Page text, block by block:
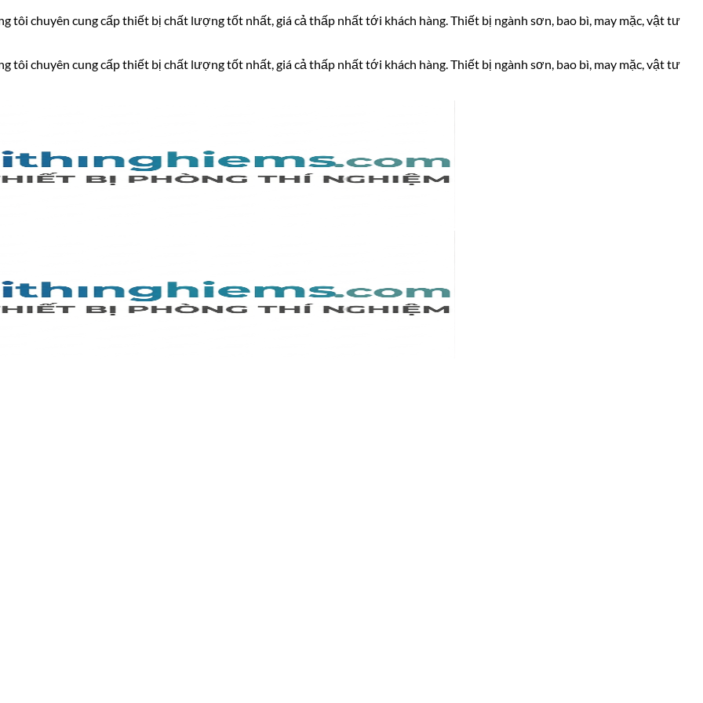
tôi chuyên cung cấp thiết bị chất lượng tốt nhất, giá cả thấp nhất tới khách hàng. Thiết bị ngành sơn, bao bì, may mặc, vật tư
tôi chuyên cung cấp thiết bị chất lượng tốt nhất, giá cả thấp nhất tới khách hàng. Thiết bị ngành sơn, bao bì, may mặc, vật tư